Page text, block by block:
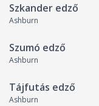
Szkander edző
Ashburn
Szumó edző
Ashburn
Tájfutás edző
Ashburn